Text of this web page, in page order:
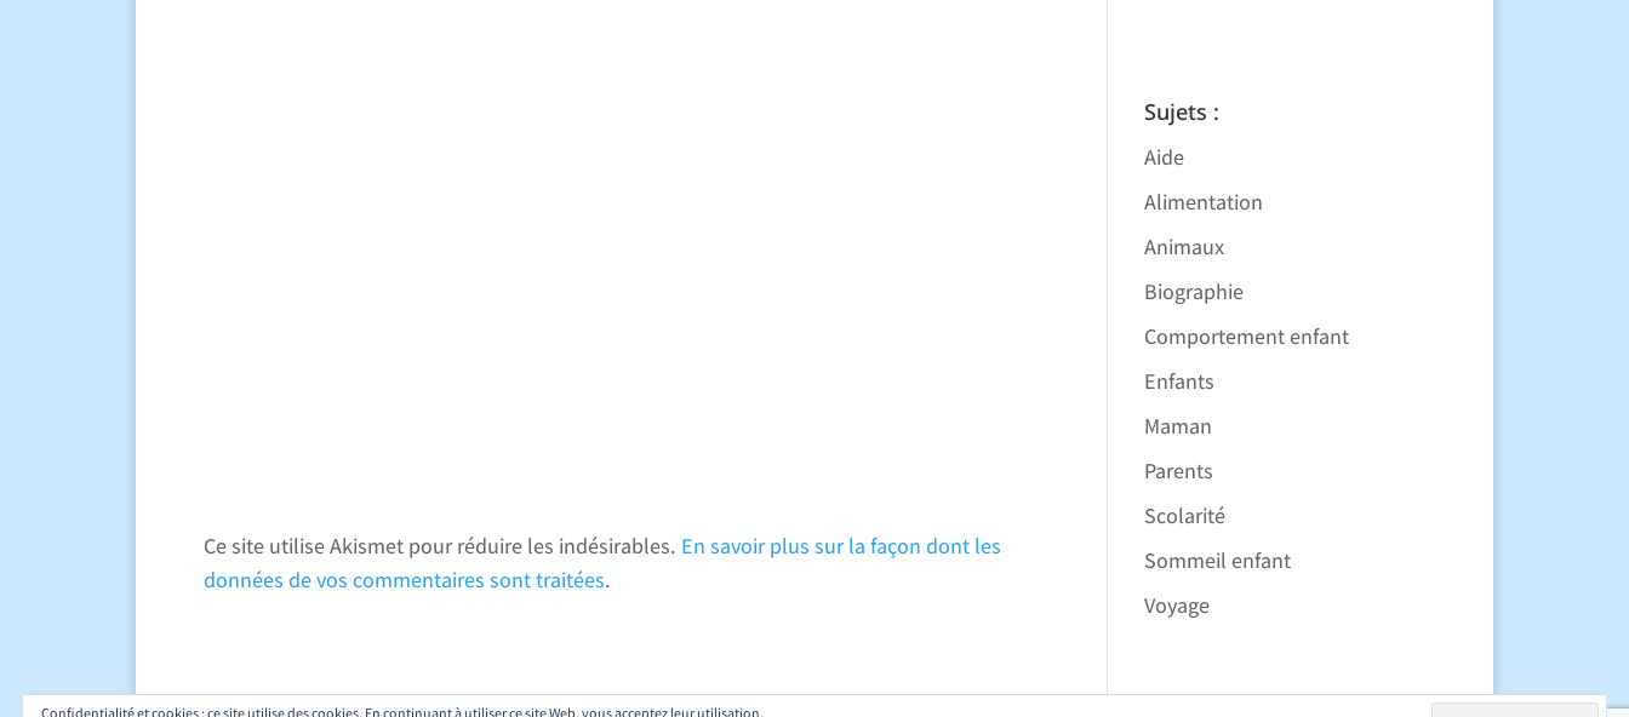
Ce site utilise Akismet pour réduire les indésirables. En savoir plus sur la façon dont les
données de vos commentaires sont traitées.
Sujets :
Aide
Alimentation
Animaux
Biographie
Comportement enfant
Enfants
Maman
Parents
Scolarité
Sommeil enfant
Voyage
Confidentialité et cookies : ce site utilise des cookies. En continuant à utiliser ce site Web, vous acceptez leur utilisation.